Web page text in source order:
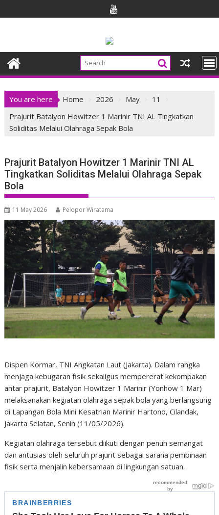
to
You are here Home 2026 May
11
Prajurit Batalyon Howitzer 1 Marinir TNI AL Tingkatkan
Soliditas Melalui Olahraga Sepak Bola
Prajurit Batalyon Howitzer 1 Marinir TNI AL
Tingkatkan Soliditas Melalui Olahraga Sepak
Bola
11 May 2026 Pelopor Wiratama
Dispen Kormar, TNI Angkatan Laut (Jakarta). Dalam rangka
menjaga kebugaran fisik sekaligus mempererat kekompakan
antar prajurit, Batalyon Howitzer 1 Marinir (Yonhow 1 Mar)
melaksanakan kegiatan olahraga sepak bola yang berlangsung
di Lapangan Bola Mini Kesatrian Marinir Hartono, Cilandak,
Jakarta Selatan, Senin (11/05/2026).
Kegiatan olahraga tersebut diikuti dengan penuh semangat
dan antusias oleh seluruh prajurit sebagai sarana pembinaan
fisik serta menjalin kebersamaan di lingkungan satuan.